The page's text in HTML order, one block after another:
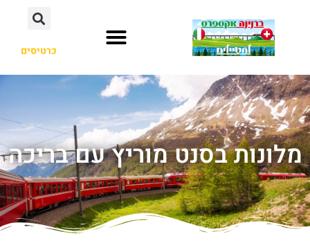
כרטיסים
מלונות בסנט מוריץ עם בריכה